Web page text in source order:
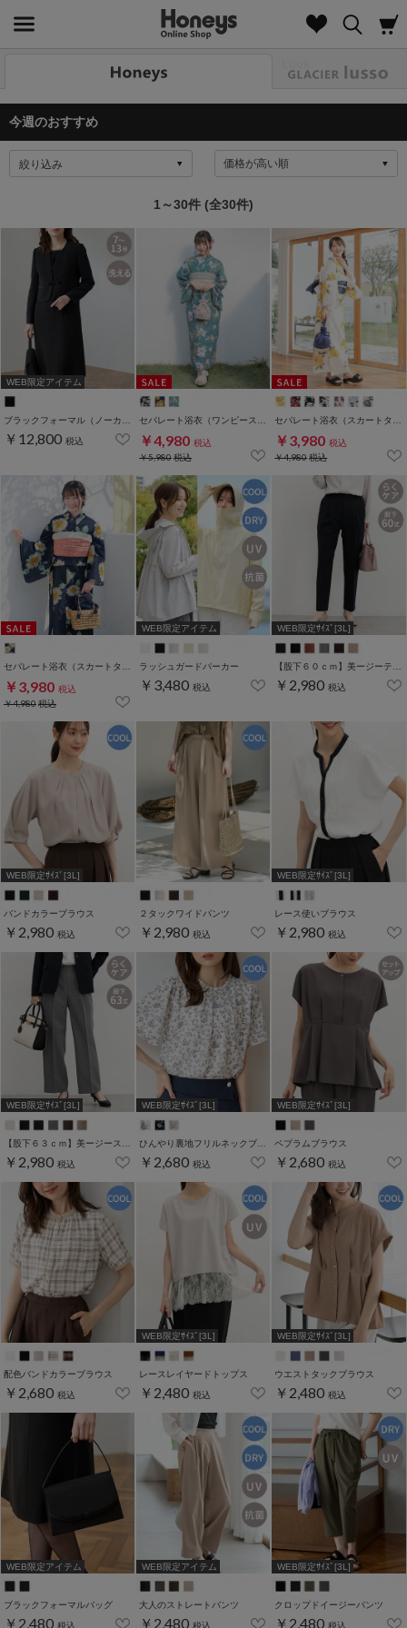
今週のおすすめ
絞り込み
1～30件 (全30件)
WEB限定アイテム
￥12,800 税込 ￥4,980 税込
￥5,980税込
￥3,980 税込
￥4,980税込
￥3,980 税込
￥4,980税込
WEB限定アイテム
ラッシュガードパーカー
￥3,480 税込
WEB限定ｻｲｽﾞ[3L]
￥2,980 税込
WEB限定ｻｲｽﾞ[3L]
バンドカラーブラウス
￥2,980 税込
２タックワイドパンツ
￥2,980 税込
WEB限定ｻｲｽﾞ[3L]
レース使いブラウス
￥2,980 税込
WEB限定ｻｲｽﾞ[3L]
【股下６３ｃｍ】美ージーストレート(股下63/66/69cm展開)
￥2,980 税込
WEB限定ｻｲｽﾞ[3L]
ひんやり裏地フリルネックブラウス
￥2,680 税込
WEB限定ｻｲｽﾞ[3L]
ペプラムブラウス
￥2,680 税込
配色バンドカラーブラウス
￥2,680 税込
WEB限定ｻｲｽﾞ[3L]
レースレイヤードトップス
￥2,480 税込
WEB限定ｻｲｽﾞ[3L]
ウエストタックブラウス
￥2,480 税込
WEB限定アイテム
ブラックフォーマルバッグ
￥2,480 税込
WEB限定アイテム
大人のストレートパンツ
￥2,480 税込
WEB限定ｻｲｽﾞ[3L]
クロップドイージーパンツ
￥2,480 税込